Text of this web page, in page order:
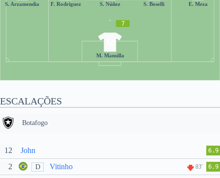
7
M. Mansilla
S. Arzamendia F. Rodríguez S. Núñez S. Boselli E. Meza
ESCALAÇÕES
Botafogo
12 John 6.9
2 D Vitinho 83' 6.9